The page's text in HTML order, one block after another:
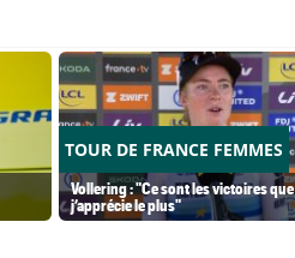
TOUR DE FRANCE FEMMES
Vollering : "Ce sont les victoires que
j’apprécie le plus"